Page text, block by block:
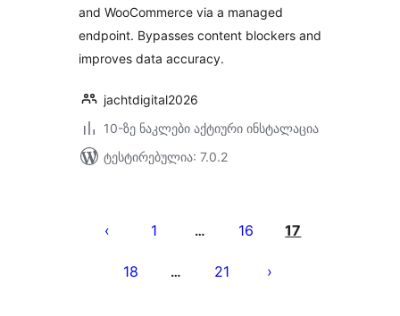
and WooCommerce via a managed
endpoint. Bypasses content blockers and
improves data accuracy.
jachtdigital2026
10-ზე ნაკლები აქტიური ინსტალაცია
ტესტირებულია: 7.0.2
გვერდებათ
1 … 16 17
18 … 21